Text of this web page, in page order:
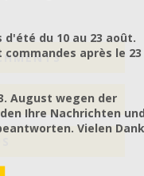
d'été du 10 au 23 août.
après le 23
August wegen der
Ihre Nachrichten
Vielen Dank